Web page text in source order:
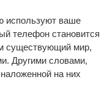
используют ваше
телефон становится
существующий мир,
Другими словами,
на них